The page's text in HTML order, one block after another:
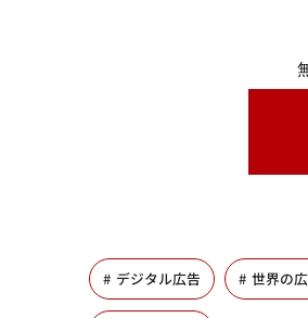
デジタル広告 世界の